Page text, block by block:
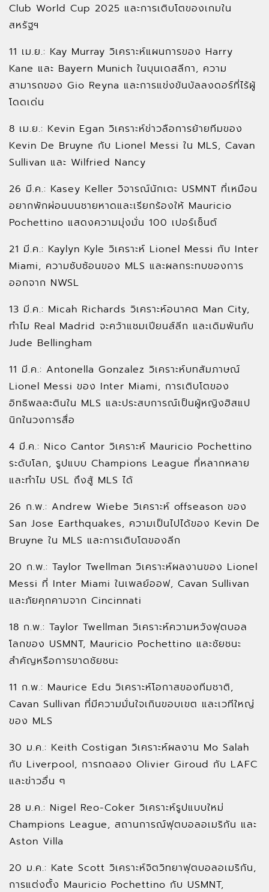
Club World Cup 2025 และการเติบโตของเกมใน
สหรัฐฯ
11 เม.ย.: Kay Murray วิเคราะห์แผนการของ Harry
Kane และ Bayern Munich ในบุนเดสลีกา, ความ
สามารถของ Gio Reyna และการแข่งขันบัลลงดอร์ที่ไร้ผู้
โดดเด่น
8 เม.ย.: Kevin Egan วิเคราะห์ข่าวลือการย้ายทีมของ
Kevin De Bruyne กับ Lionel Messi ใน MLS, Cavan
Sullivan และ Wilfried Nancy
26 มี.ค.: Kasey Keller วิจารณ์นักเตะ USMNT ที่เหมือน
อยากพักผ่อนบนชายหาดและเรียกร้องให้ Mauricio
Pochettino แสดงความมุ่งมั่น 100 เปอร์เซ็นต์
21 มี.ค.: Kaylyn Kyle วิเคราะห์ Lionel Messi กับ Inter
Miami, ความซับซ้อนของ MLS และผลกระทบของการ
ออกจาก NWSL
13 มี.ค.: Micah Richards วิเคราะห์อนาคต Man City,
ทำไม Real Madrid จะคว้าแชมเปียนส์ลีก และเดิมพันกับ
Jude Bellingham
11 มี.ค.: Antonella Gonzalez วิเคราะห์บทสัมภาษณ์
Lionel Messi ของ Inter Miami, การเติบโตของ
อิทธิพลละตินใน MLS และประสบการณ์เป็นผู้หญิงฮิสแป
นิกในวงการสื่อ
4 มี.ค.: Nico Cantor วิเคราะห์ Mauricio Pochettino
ระดับโลก, รูปแบบ Champions League ที่หลากหลาย
และทำไม USL ถึงสู้ MLS ได้
26 ก.พ.: Andrew Wiebe วิเคราะห์ offseason ของ
San Jose Earthquakes, ความเป็นไปได้ของ Kevin De
Bruyne ใน MLS และการเติบโตของลีก
20 ก.พ.: Taylor Twellman วิเคราะห์ผลงานของ Lionel
Messi ที่ Inter Miami ในเพลย์ออฟ, Cavan Sullivan
และภัยคุกคามจาก Cincinnati
18 ก.พ.: Taylor Twellman วิเคราะห์ความหวังฟุตบอล
โลกของ USMNT, Mauricio Pochettino และชัยชนะ
สำคัญหรือการขาดชัยชนะ
11 ก.พ.: Maurice Edu วิเคราะห์โอกาสของทีมชาติ,
Cavan Sullivan ที่มีความมั่นใจเกินขอบเขต และเวทีใหญ่
ของ MLS
30 ม.ค.: Keith Costigan วิเคราะห์ผลงาน Mo Salah
กับ Liverpool, การทดลอง Olivier Giroud กับ LAFC
และข่าวอื่น ๆ
28 ม.ค.: Nigel Reo-Coker วิเคราะห์รูปแบบใหม่
Champions League, สถานการณ์ฟุตบอลอเมริกัน และ
Aston Villa
20 ม.ค.: Kate Scott วิเคราะห์จิตวิทยาฟุตบอลอเมริกัน,
การแต่งตั้ง Mauricio Pochettino กับ USMNT,